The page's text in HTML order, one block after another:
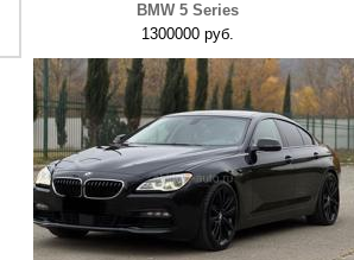
BMW 5 Series
1300000 руб.